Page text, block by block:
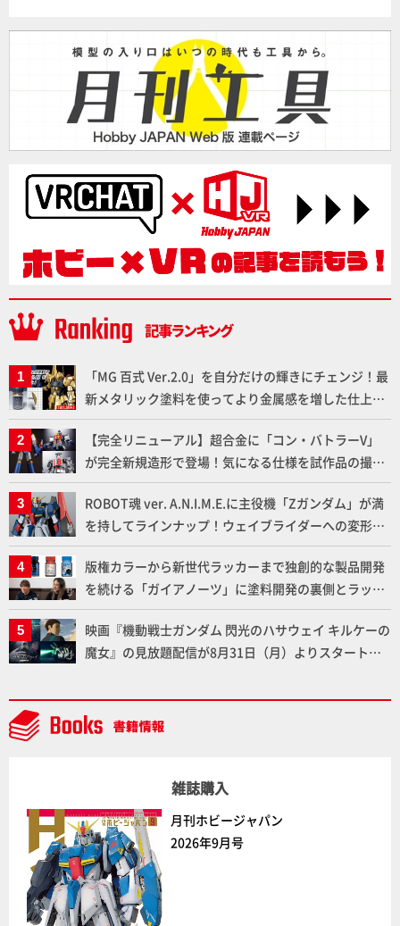
「MG 百式 Ver.2.0」を自分だけの輝きにチェンジ！最
新メタリック塗料を使ってより金属感を増した仕上が
りに!!【試し読み】
【完全リニューアル】超合金に「コン・バトラーV」
が完全新規造形で登場！気になる仕様を試作品の撮り
下ろしでご紹介!!さらに「大鉄人17」＆「ワンエイ
ト」セット情報もお届け！【超合金の魂】
ROBOT魂 ver. A.N.I.M.E.に主役機「Zガンダム」が満
を持してラインナップ！ウェイブライダーへの変形、
劇中どおりのプロポーションを再現【機動戦士Zガン
ダム】
版権カラーから新世代ラッカーまで独創的な製品開発
を続ける「ガイアノーツ」に塗料開発の裏側とラッカ
ー塗料の未来についてインタビュー！
映画『機動戦士ガンダム 閃光のハサウェイ キルケーの
魔女』の見放題配信が8月31日（月）よりスタート！
雑誌購入
月刊ホビージャパン
2026年9月号